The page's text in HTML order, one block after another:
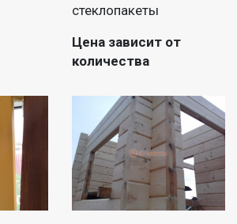
стеклопакеты
Цена зависит от
количества